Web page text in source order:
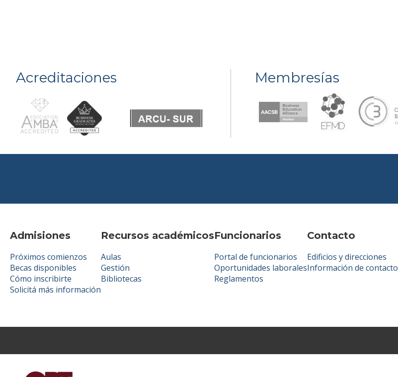
Acreditaciones Membresías
Admisiones
Próximos comienzos
Becas disponibles
Cómo inscribirte
Solicitá más información
Recursos académicos
Aulas
Gestión
Bibliotecas
Funcionarios
Portal de funcionarios
Oportunidades laborales
Reglamentos
Contacto
Edificios y direcciones
Información de contacto